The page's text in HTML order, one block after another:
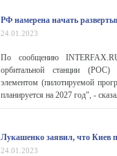
РФ намерена начать
24.01.2023
По сообщению
орбитальной станции
элементом (пилотируемой
планируется на 2027 год", -
Лукашенко заявил, что Киев
24.01.2023